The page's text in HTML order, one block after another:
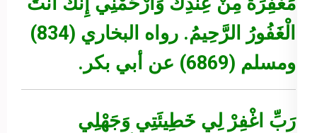
الْغَفُورُ الرَّحِيمُ.
رواه البخاري (834)
ومسلم (6869) عن أبي بكر.
رَبِّ اغْفِرْ لِي خَطِيئَتِي وَجَهْلِي